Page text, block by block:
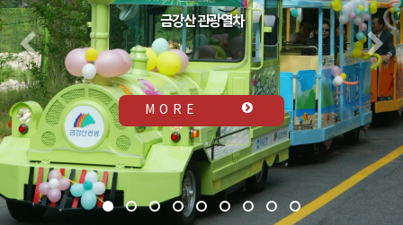
금강산 관광열차
M O R E
Previous